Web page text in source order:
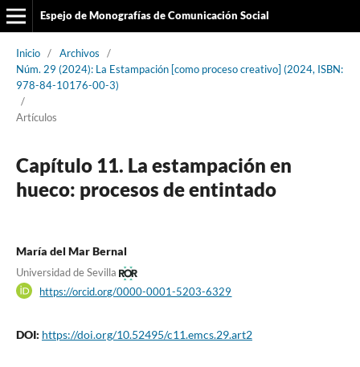
Espejo de Monografías de Comunicación Social
Inicio / Archivos
/
Núm. 29 (2024): La Estampación [como proceso creativo] (2024, ISBN:
978-84-10176-00-3)
/
Artículos
Capítulo 11. La estampación en
hueco: procesos de entintado
María del Mar Bernal
Universidad de Sevilla
https://orcid.org/0000-0001-5203-6329
DOI: https://doi.org/10.52495/c11.emcs.29.art2